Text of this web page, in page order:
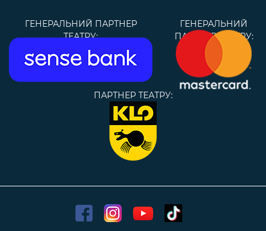
ГЕНЕРАЛЬНИЙ ПАРТНЕР
ТЕАТРУ:
ГЕНЕРАЛЬНИЙ
ПАРТНЕР ТЕАТРУ:
ПАРТНЕР ТЕАТРУ: